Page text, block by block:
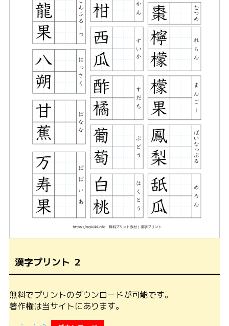
漢字プリント ２
無料でプリントのダウンロードが可能です。
著作権は当サイトにあります。